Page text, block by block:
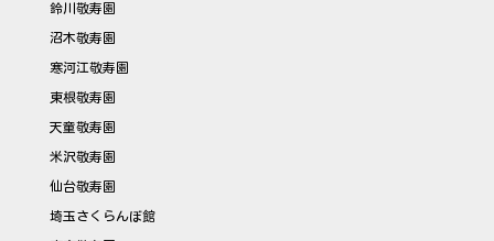
鈴川敬寿園
沼木敬寿園
寒河江敬寿園
東根敬寿園
天童敬寿園
米沢敬寿園
仙台敬寿園
埼玉さくらんぼ館